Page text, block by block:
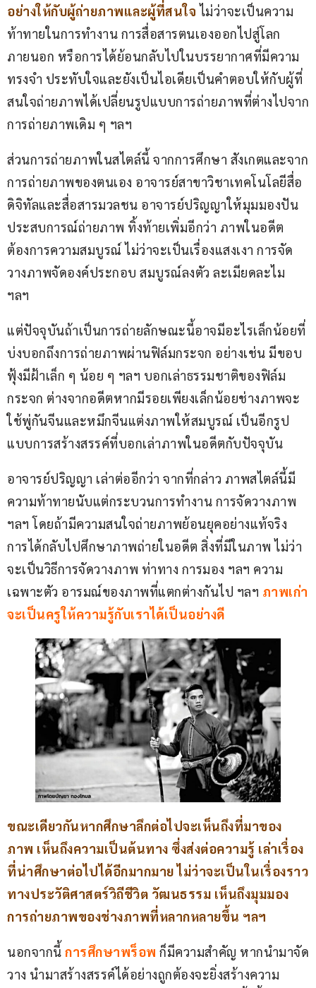
อย่างให้กับผู้ถ่ายภาพและผู้ที่สนใจ ไม่ว่าจะเป็นความ
ท้าทายในการทำงาน การสื่อสารตนเองออกไปสู่โลก
ภายนอก หรือการได้ย้อนกลับไปในบรรยากาศที่มีความ
ทรงจำ ประทับใจและยังเป็นไอเดียเป็นคำตอบให้กับผู้ที่
สนใจถ่ายภาพได้เปลี่ยนรูปแบบการถ่ายภาพที่ต่างไปจาก
การถ่ายภาพเดิม ๆ ฯลฯ
ส่วนการถ่ายภาพในสไตล์นี้ จากการศึกษา สังเกตและจาก
การถ่ายภาพของตนเอง อาจารย์สาขาวิชาเทคโนโลยีสื่อ
ดิจิทัลและสื่อสารมวลชน อาจารย์ปริญญาให้มุมมองปัน
ประสบการณ์ถ่ายภาพ ทิ้งท้ายเพิ่มอีกว่า ภาพในอดีต
ต้องการความสมบูรณ์ ไม่ว่าจะเป็นเรื่องแสงเงา การจัด
วางภาพจัดองค์ประกอบ สมบูรณ์ลงตัว ละเมียดละไม
ฯลฯ
แต่ปัจจุบันถ้าเป็นการถ่ายลักษณะนี้อาจมีอะไรเล็กน้อยที่
บ่งบอกถึงการถ่ายภาพผ่านฟิล์มกระจก อย่างเช่น มีขอบ
ฟุ้งมีฝ้าเล็ก ๆ น้อย ๆ ฯลฯ บอกเล่าธรรมชาติของฟิล์ม
กระจก ต่างจากอดีตหากมีรอยเพียงเล็กน้อยช่างภาพจะ
ใช้พู่กันจีนและหมึกจีนแต่งภาพให้สมบูรณ์ เป็นอีกรูป
แบบการสร้างสรรค์ที่บอกเล่าภาพในอดีตกับปัจจุบัน
อาจารย์ปริญญา เล่าต่ออีกว่า จากที่กล่าว ภาพสไตล์นี้มี
ความท้าทายนับแต่กระบวนการทำงาน การจัดวางภาพ
ฯลฯ โดยถ้ามีความสนใจถ่ายภาพย้อนยุคอย่างแท้จริง
การได้กลับไปศึกษาภาพถ่ายในอดีต สิ่งที่มีในภาพ ไม่ว่า
จะเป็นวิธีการจัดวางภาพ ท่าทาง การมอง ฯลฯ ความ
เฉพาะตัว อารมณ์ของภาพที่แตกต่างกันไป ฯลฯ ภาพเก่า
จะเป็นครูให้ความรู้กับเราได้เป็นอย่างดี
ขณะเดียวกันหากศึกษาลึกต่อไปจะเห็นถึงที่มาของ
ภาพ เห็นถึงความเป็นต้นทาง ซึ่งส่งต่อความรู้ เล่าเรื่อง
ที่น่าศึกษาต่อไปได้อีกมากมาย ไม่ว่าจะเป็นในเรื่องราว
ทางประวัติศาสตร์วิถีชีวิต วัฒนธรรม เห็นถึงมุมมอง
การถ่ายภาพของช่างภาพที่หลากหลายขึ้น ฯลฯ
นอกจากนี้ การศึกษาพร็อพ ก็มีความสำคัญ หากนำมาจัด
วาง นำมาสร้างสรรค์ได้อย่างถูกต้องจะยิ่งสร้างความ